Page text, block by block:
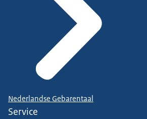
Nederlandse Gebarentaal
Service